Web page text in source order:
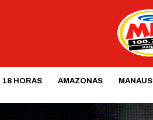
18 HORAS AMAZONAS MANAUS